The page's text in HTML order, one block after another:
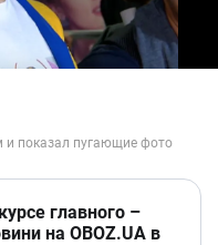
главного –
на OBOZ.UA в